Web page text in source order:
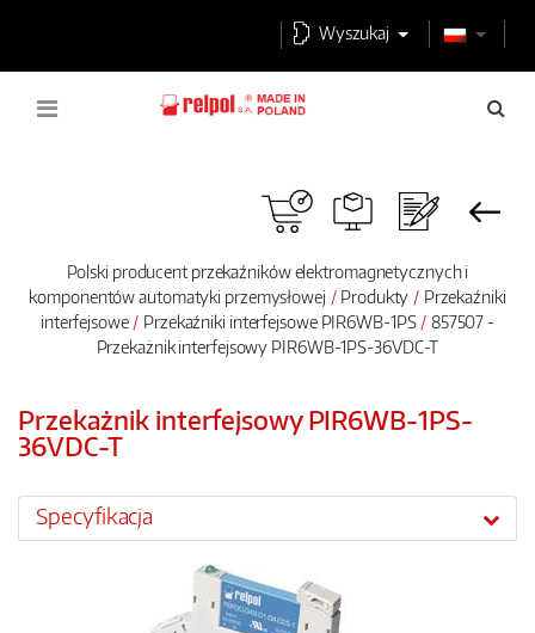
Wyszukaj
Polski producent przekaźników elektromagnetycznych i
komponentów automatyki przemysłowej
Produkty
Przekaźniki
interfejsowe
Przekaźniki interfejsowe PIR6WB-1PS
857507 -
Przekażnik interfejsowy PIR6WB-1PS-36VDC-T
Przekażnik interfejsowy PIR6WB-1PS-
36VDC-T
Specyfikacja